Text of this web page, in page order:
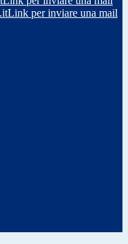
Link per inviare una mail